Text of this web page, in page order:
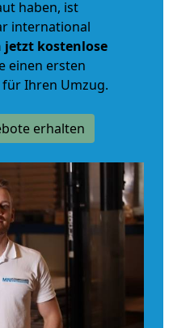
haben, ist
international
jetzt kostenlose
einen ersten
Ihren Umzug.
erhalten